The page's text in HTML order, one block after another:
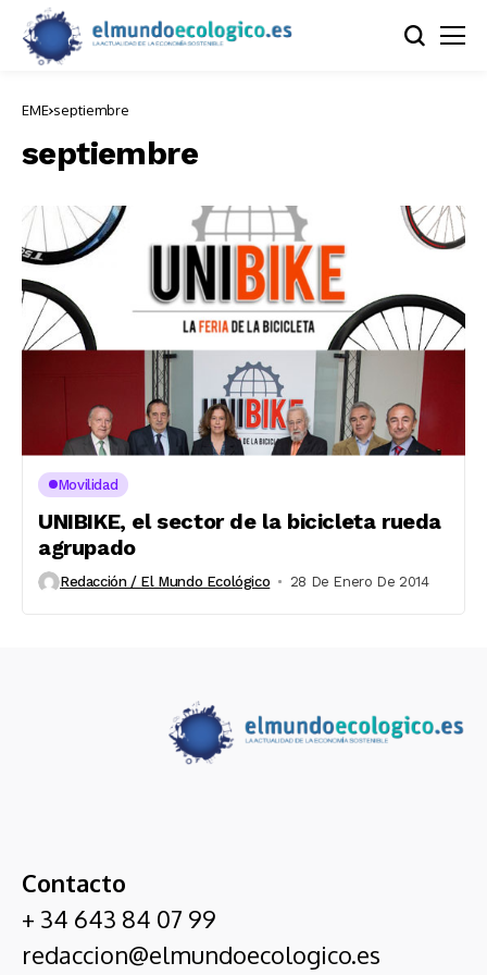
EME septiembre
septiembre
Movilidad
UNIBIKE, el sector de la bicicleta rueda
agrupado
Redacción / El Mundo Ecológico 28 De Enero De 2014
Contacto
+ 34 643 84 07 99
redaccion@elmundoecologico.es